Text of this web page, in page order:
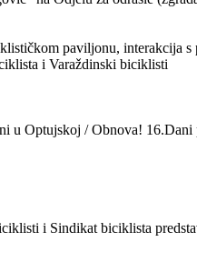
paviljonu, interakcija s
i Varaždinski biciklisti
u Optujskoj / Obnova! 16.Dani
i Sindikat biciklista